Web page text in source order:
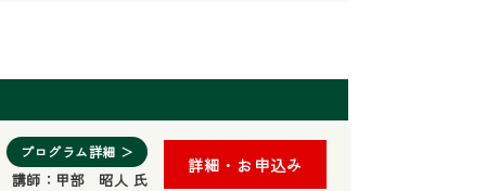
プログラム詳細 ＞
講師： 甲部 昭人 氏
詳細・お申込み